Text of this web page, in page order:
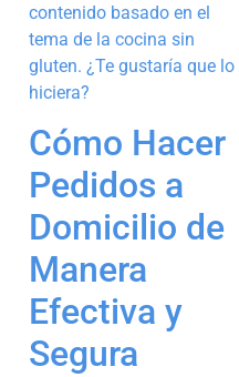
contenido basado en el
tema de la cocina sin
gluten. ¿Te gustaría que lo
hiciera?
Cómo Hacer
Pedidos a
Domicilio de
Manera
Efectiva y
Segura